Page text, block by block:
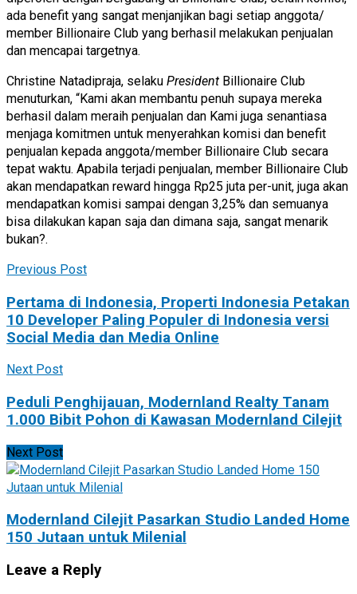
ada benefit yang sangat menjanjikan bagi setiap anggota/
member Billionaire Club yang berhasil melakukan penjualan
dan mencapai targetnya.
Christine Natadipraja, selaku President Billionaire Club
menuturkan, “Kami akan membantu penuh supaya mereka
berhasil dalam meraih penjualan dan Kami juga senantiasa
menjaga komitmen untuk menyerahkan komisi dan benefit
penjualan kepada anggota/member Billionaire Club secara
tepat waktu. Apabila terjadi penjualan, member Billionaire Club
akan mendapatkan reward hingga Rp25 juta per-unit, juga akan
mendapatkan komisi sampai dengan 3,25% dan semuanya
bisa dilakukan kapan saja dan dimana saja, sangat menarik
bukan?.
Previous Post
Pertama di Indonesia, Properti Indonesia Petakan
10 Developer Paling Populer di Indonesia versi
Social Media dan Media Online
Next Post
Peduli Penghijauan, Modernland Realty Tanam
1.000 Bibit Pohon di Kawasan Modernland Cilejit
Next Post
Modernland Cilejit Pasarkan Studio Landed Home
150 Jutaan untuk Milenial
Leave a Reply